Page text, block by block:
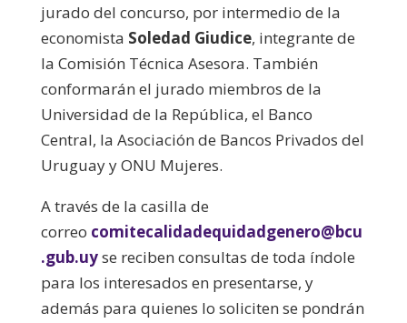
jurado del concurso, por intermedio de la
economista Soledad Giudice, integrante de
la Comisión Técnica Asesora. También
conformarán el jurado miembros de la
Universidad de la República, el Banco
Central, la Asociación de Bancos Privados del
Uruguay y ONU Mujeres.
A través de la casilla de
correo comitecalidadequidadgenero@bcu
.gub.uyse reciben consultas de toda índole
para los interesados en presentarse, y
además para quienes lo soliciten se pondrán